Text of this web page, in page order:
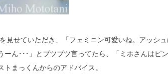
見せていただき、「フェミニン可愛いね。アッシ
ーん･･･」とブツブツ言ってたら、「ミホさんはピ
まっくんからのアドバイス。